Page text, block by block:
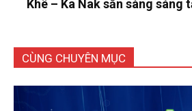
Khê – Ka Nak sẵn sàng sáng
CÙNG CHUYÊN MỤC